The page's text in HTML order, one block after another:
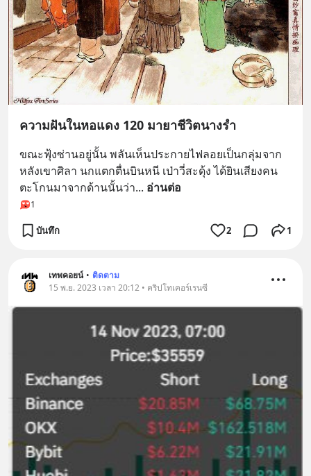
ความฝันในหอแดง 120 มายาชีวิตนางรำ
ขณะฟุ้งซ่านอยู่นั้น พลันเห็นประกายไฟลอยเป็นกลุ่มจาก
หลังเขาศิลา นกแตกตื่นบินหนี เป่าวี่สะดุ้ง ได้ยินเสียงคน
ตะโกนมาจากด้านนั้นว่า... อ่านต่อ
1
บันทึก 2 1
เทพคอยน์ • ติดตาม
15 พ.ย. 2023 เวลา 20:12 • คริปโทเคอร์เรนซี